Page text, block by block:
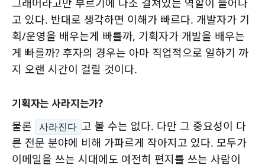
그래머라고만 부르기에 다소 걸쳐있는 역할이 늘어나
고 있다. 반대로 생각하면 이해가 빠르다. 개발자가 기
획/운영을 배우는게 빠를까, 기획자가 개발을 배우는
게 빠를까? 후자의 경우는 아마 직업적으로 일하기 까
지 오랜 시간이 걸릴 것이다.
기획자는 사라지는가?
물론 사라진다 고 볼 수는 없다. 다만 그 중요성이 다
른 전문 분야에 비해 가파르게 작아지고 있다. 모두가
이메일을 쓰는 시대에도 여전히 편지를 쓰는 사람이